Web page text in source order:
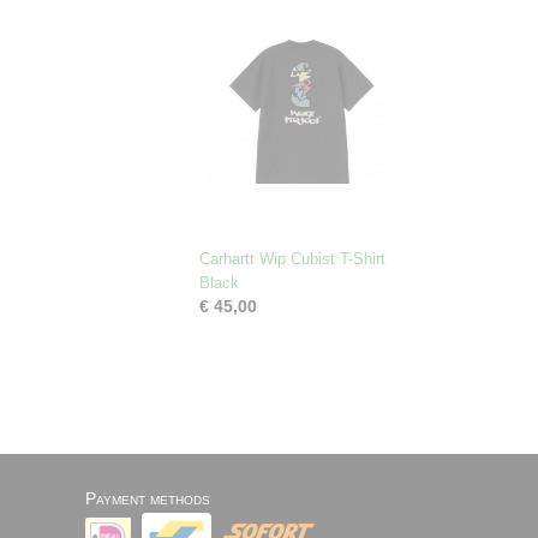
Carhartt Wip Cubist T-Shirt
Black
€ 45,00
Payment methods